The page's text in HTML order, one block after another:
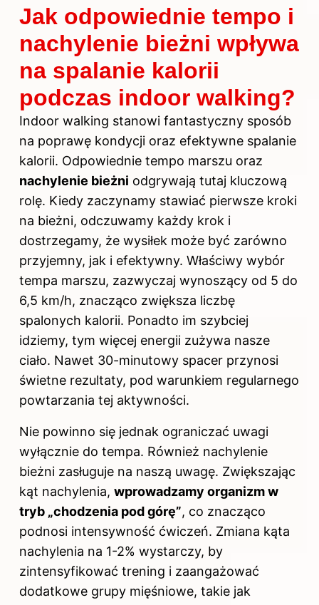
Jak odpowiednie tempo i
nachylenie bieżni wpływa
na spalanie kalorii
podczas indoor walking?
Indoor walking stanowi fantastyczny sposób
na poprawę kondycji oraz efektywne spalanie
kalorii. Odpowiednie tempo marszu oraz
nachylenie bieżni odgrywają tutaj kluczową
rolę. Kiedy zaczynamy stawiać pierwsze kroki
na bieżni, odczuwamy każdy krok i
dostrzegamy, że wysiłek może być zarówno
przyjemny, jak i efektywny. Właściwy wybór
tempa marszu, zazwyczaj wynoszący od 5 do
6,5 km/h, znacząco zwiększa liczbę
spalonych kalorii. Ponadto im szybciej
idziemy, tym więcej energii zużywa nasze
ciało. Nawet 30-minutowy spacer przynosi
świetne rezultaty, pod warunkiem regularnego
powtarzania tej aktywności.
Nie powinno się jednak ograniczać uwagi
wyłącznie do tempa. Również nachylenie
bieżni zasługuje na naszą uwagę. Zwiększając
kąt nachylenia, wprowadzamy organizm w
tryb „chodzenia pod górę”, co znacząco
podnosi intensywność ćwiczeń. Zmiana kąta
nachylenia na 1-2% wystarczy, by
zintensyfikować trening i zaangażować
dodatkowe grupy mięśniowe, takie jak